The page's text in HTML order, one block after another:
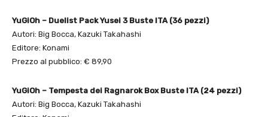
YuGiOh – Duelist Pack Yusei 3 Buste ITA (36 pezzi)
Autori: Big Bocca, Kazuki Takahashi
Editore: Konami
Prezzo al pubblico: € 89,90
YuGiOh – Tempesta dei Ragnarok Box Buste ITA (24 pezzi)
Autori: Big Bocca, Kazuki Takahashi